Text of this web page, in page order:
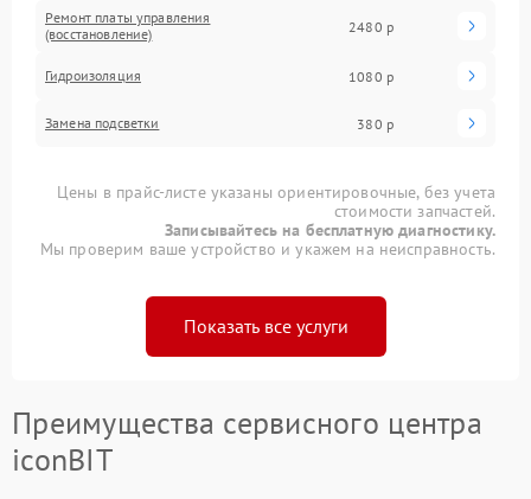
Ремонт платы управления
(восстановление)
2480 р
Гидроизоляция 1080 р
Замена подсветки 380 р
Цены в прайс-листе указаны ориентировочные, без учета
стоимости запчастей.
Записывайтесь на бесплатную диагностику.
Мы проверим ваше устройство и укажем на неисправность.
Показать все услуги
Преимущества сервисного центра
iconBIT